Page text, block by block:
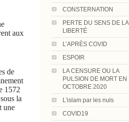
CONSTERNATION
PERTE DU SENS DE LA
LIBERTÉ
L’APRÈS COVID
ESPOIR
LA CENSURE OU LA
PULSION DE MORT EN
OCTOBRE 2020
L’islam par les nuls
COVID19
aux
de
1572
sous la
une